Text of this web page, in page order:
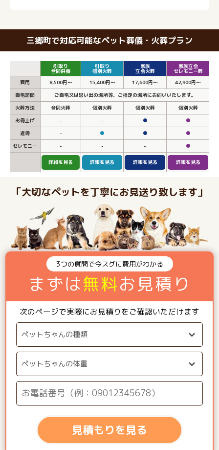
三郷町で対応可能なペット葬儀・火葬プラン
引取り
合同供養
引取り
個別火葬
家族
立会火葬
家族立会
セレモニー葬
費用
8,500円～ 15,400円～ 17,600円～
42,900円～
自宅訪問
ご自宅又は思い出の場所等、ご指定の場所にお伺いいたします。
火葬方法
合同火葬 個別火葬 個別火葬
個別火葬
お骨上げ
- - ●
●
返骨
- ● ●
●
セレモニー
- - - ●
詳細を見る 詳細を見る 詳細を見る 詳細を見る
「大切なペットを丁寧にお見送り致します」
3つの質問で今スグに費用がわかる
まずは無料お見積り
次のページで実際にお見積りをご確認いただけます
見積もりを見る